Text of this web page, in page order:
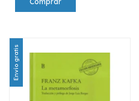
Envío gratis